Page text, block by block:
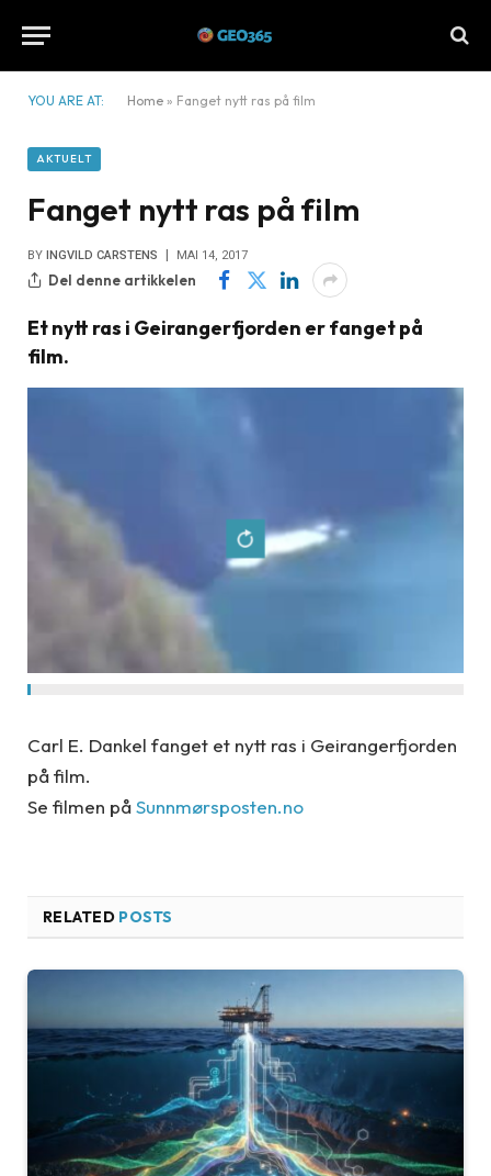
YOU ARE AT: Home » Fanget nytt ras på film
AKTUELT
Fanget nytt ras på film
BY INGVILD CARSTENS MAI 14, 2017
Del denne artikkelen
Et nytt ras i Geirangerfjorden er fanget på
film.
Carl E. Dankel fanget et nytt ras i Geirangerfjorden
på film.
Se filmen påSunnmørsposten.no
RELATED POSTS